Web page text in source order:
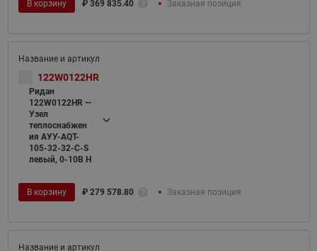
В корзину ₽ 369 835.40 Заказная позиция
122W0122HR
Ридан
122W0122HR —
Узел
теплоснабжен
ия АУУ-AQT-
105-32-32-C-S
левый, 0-10В H
В корзину ₽ 279 578.80 Заказная позиция